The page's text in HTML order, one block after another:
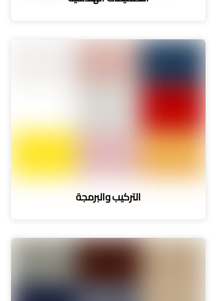
التركيب والبرمجة